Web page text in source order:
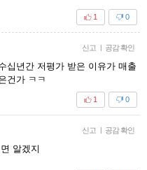
0
1
신고 | 공감 확인
십년간 저평가 받은 이유가 매출
건가 ㅋㅋ
0
1
신고 | 공감 확인
알겠지